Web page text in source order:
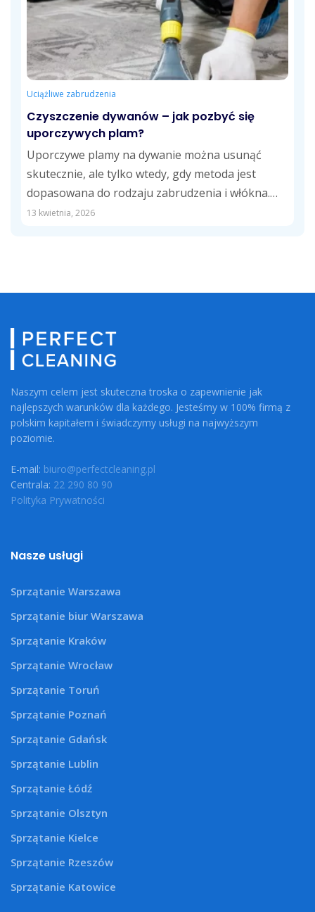
Uciążliwe zabrudzenia
Czyszczenie dywanów – jak pozbyć się
uporczywych plam?
Uporczywe plamy na dywanie można usunąć
skutecznie, ale tylko wtedy, gdy metoda jest
dopasowana do rodzaju zabrudzenia i włókna.
Wyjaśniamy,...
13 kwietnia, 2026
Naszym celem jest skuteczna troska o zapewnienie jak
najlepszych warunków dla każdego. Jesteśmy w 100% firmą z
polskim kapitałem i świadczymy usługi na najwyższym
poziomie.
E-mail: biuro@perfectcleaning.pl
Centrala: 22 290 80 90
Polityka Prywatności
Nasze usługi
Sprzątanie Warszawa
Sprzątanie biur Warszawa
Sprzątanie Kraków
Sprzątanie Wrocław
Sprzątanie Toruń
Sprzątanie Poznań
Sprzątanie Gdańsk
Sprzątanie Lublin
Sprzątanie Łódź
Sprzątanie Olsztyn
Sprzątanie Kielce
Sprzątanie Rzeszów
Sprzątanie Katowice